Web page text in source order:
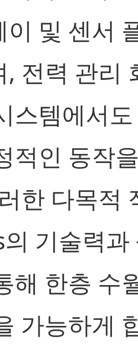
이 및 센서
, 전력 관리
스템에서
적인 동작
한 다목적
기술력
해 한층 수
가능하게